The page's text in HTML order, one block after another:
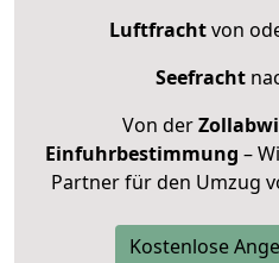
Luftfrachtvon
Seefracht
Von der
Einfuhrbestimmung –
Partner für den Umzug
Kostenlose